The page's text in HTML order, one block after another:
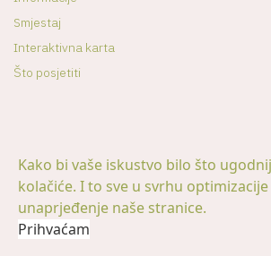
Smjestaj
Interaktivna karta
Što posjetiti
© 2026 -Visit Promina | Lokalni vodič kroz
Digitalna pristupačnost
Kako bi vaše iskustvo bilo što
kolačiće. I to sve u svrhu
unaprjeđenje naše stranice.
Prihvaćam